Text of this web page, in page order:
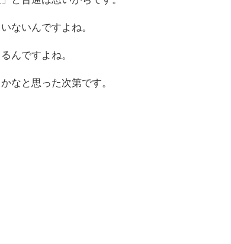
ないんですよね。
んですよね。
なと思った次第です。